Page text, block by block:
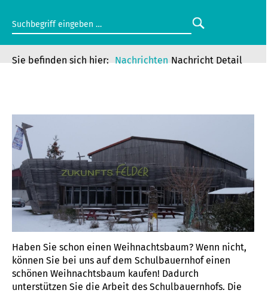
Nachrichten Nachricht Detail
Haben Sie schon einen Weihnachtsbaum? Wenn nicht,
können Sie bei uns auf dem Schulbauernhof einen
schönen Weihnachtsbaum kaufen! Dadurch
unterstützen Sie die Arbeit des Schulbauernhofs. Die